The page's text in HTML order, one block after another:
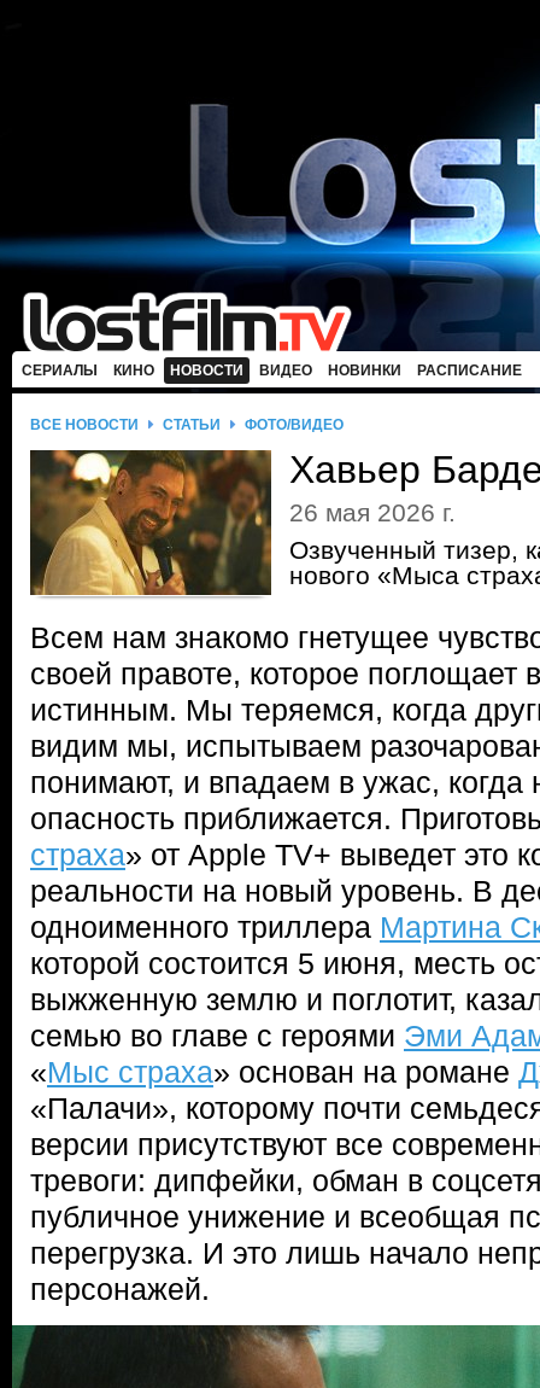
СЕРИАЛЫ КИНО НОВОСТИ ВИДЕО НОВИНКИ РАСПИСАНИЕ
ВСЕ НОВОСТИ СТАТЬИ ФОТО/ВИДЕО
Хавьер
26 мая 2026 г.
Озвученный тизер,
нового «Мыса
Всем нам знакомо гнетущее
своей правоте, которое поглощает
истинным. Мы теряемся, когда
видим мы, испытываем
понимают, и впадаем в ужас, когда
опасность приближается.
страха» от Apple TV+ выведет это
реальности на новый уровень. В
одноименного триллера Мартина
которой состоится 5 июня, месть
выжженную землю и поглотит,
семью во главе с героями Эми
«Мыс страха» основан на романе
«Палачи», которому почти
версии присутствуют все
тревоги: дипфейки, обман в
публичное унижение и всеобщая
перегрузка. И это лишь начало
персонажей.